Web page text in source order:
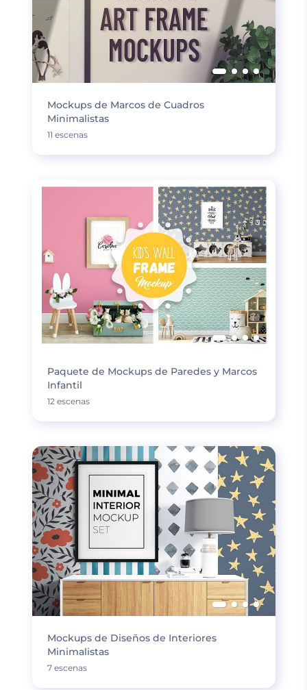
Mockups de Marcos de Cuadros
Minimalistas
11 escenas
Paquete de Mockups de Paredes y Marcos
Infantil
12 escenas
Mockups de Diseños de Interiores
Minimalistas
7 escenas